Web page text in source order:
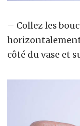
– Collez les
côté du vase et